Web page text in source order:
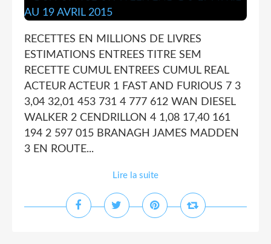
RECETTES EN MILLIONS DE LIVRES
ESTIMATIONS ENTREES TITRE SEM
RECETTE CUMUL ENTREES CUMUL REAL
ACTEUR ACTEUR 1 FAST AND FURIOUS 7 3
3,04 32,01 453 731 4 777 612 WAN DIESEL
WALKER 2 CENDRILLON 4 1,08 17,40 161
194 2 597 015 BRANAGH JAMES MADDEN
3 EN ROUTE...
Lire la suite